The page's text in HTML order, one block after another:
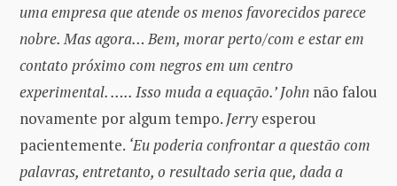
uma empresa que atende os menos favorecidos parece
nobre. Mas agora… Bem, morar perto/com e estar em
contato próximo com negros em um centro
experimental. ….. Isso muda a equação.’ John não falou
novamente por algum tempo. Jerry esperou
pacientemente. ‘Eu poderia confrontar a questão com
palavras, entretanto, o resultado seria que, dada a